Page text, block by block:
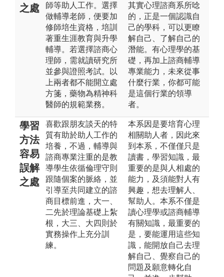
之處
師等助人工作。選擇
做輔導老師，便要加
修師培生資格，培訓
著重生涯教育與升學
輔導。若選擇諮商心
理師，需就讀研究所
並參與證照考試。以
上兩者都不能開立處
方箋，藥物為精神科
醫師的規範業務。
其實心理諮商系所唸
的，正是一個認識自
己的學科，可以更瞭
解自己、了解自己的
潛能。有心理學的基
礎，再加上諮商輔導
專業能力，未來從事
什麼行業，你都可能
是這個行業的領導
者。
學習
方法
容易
誤解
之處
喜歡跟朋友談天的特
質有助於助人工作的
培養，不過，輔導與
諮商專業注重的是教
導學生依循倫理守則
跟隨個案的脈絡，並
引導至共同建立的諮
商目標前進，大一、
二先於理論基礎上紮
根，大三、大四則於
實務操作上充分訓
練。
本系因是要培育心理
相關助人者，因此來
到本系，不僅僅只是
讀書，學習知識，最
重要的是與人相處的
能力，及須能對人有
興趣，想去理解人、
幫助人。本系不僅是
讀心理學或諮商輔導
有關知識，最重要的
是，要能運用這些知
識，能開放自己去理
解自己、覺察自己的
問題及願意轉化自